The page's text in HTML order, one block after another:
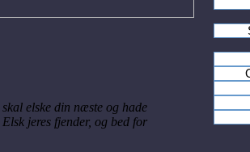
elske din næste og hade
jeres fjender, og bed for